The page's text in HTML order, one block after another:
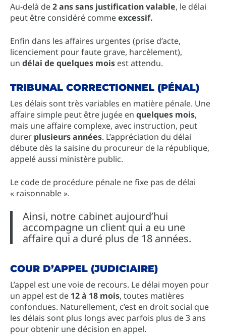
Au-delà de2 ans sans justification valable, le délai
peut être considéré commeexcessif.
Enfin dans les affaires urgentes (prise d’acte,
licenciement pour faute grave, harcèlement),
un délai de quelques mois est attendu.
TRIBUNAL CORRECTIONNEL (PÉNAL)
Les délais sont très variables en matière pénale. Une
affaire simple peut être jugée en quelques mois,
mais une affaire complexe, avec instruction, peut
durer plusieurs années. L’appréciation du délai
débute dès la saisine du procureur de la république,
appelé aussi ministère public.
Le code de procédure pénale ne fixe pas de délai
« raisonnable ».
Ainsi, notre cabinet aujourd’hui
accompagne un client qui a eu une
affaire qui a duré plus de 18 années.
COUR D’APPEL (JUDICIAIRE)
L’appel est une voie de recours. Le délai moyen pour
un appel est de 12 à 18 mois, toutes matières
confondues. Naturellement, c’est en droit social que
les délais sont plus longs avec parfois plus de 3 ans
pour obtenir une décision en appel.